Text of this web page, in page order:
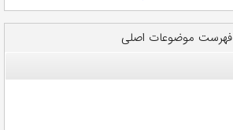
فهرست موضوعات اصلی